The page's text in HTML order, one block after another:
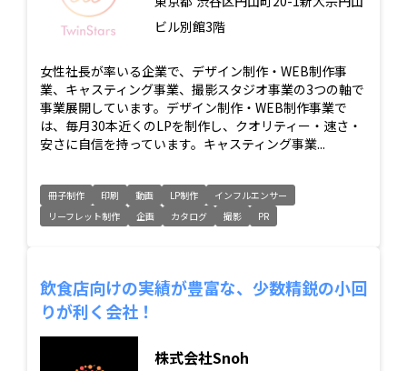
ビル別館3階
女性社長が率いる企業で、デザイン制作・WEB制作事
業、キャスティング事業、撮影スタジオ事業の3つの軸で
事業展開しています。デザイン制作・WEB制作事業で
は、毎月30本近くのLPを制作し、クオリティー・速さ・
安さに自信を持っています。キャスティング事業...
冊子制作 印刷 動画 LP制作
インフルエンサー
リーフレット制作
企画 カタログ 撮影 PR
飲食店向けの実績が豊富な、少数精鋭の小回
りが利く会社！
株式会社Snoh